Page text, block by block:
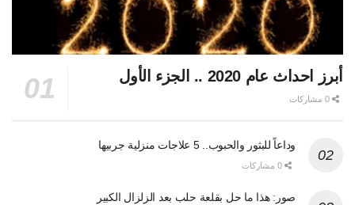
أبرز احداث عام 2020 .. الجزء الأول
وداعاً للبثور والحبوب.. 5 علاجات منزلية جربيها
صور: هذا ما حل بقلعة حلب بعد الزلزال الكبير